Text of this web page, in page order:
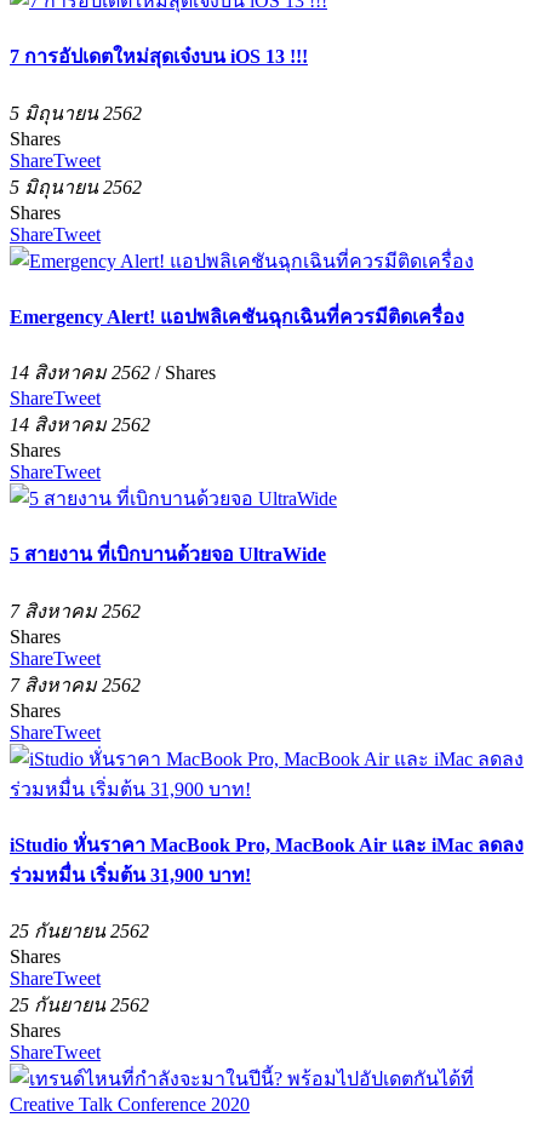
7 การอัปเดตใหม่สุดเจ๋งบน iOS 13 !!!
5 มิถุนายน 2562
Shares
ShareTweet
5 มิถุนายน 2562
Shares
ShareTweet
Emergency Alert! แอปพลิเคชันฉุกเฉินที่ควรมีติดเครื่อง
14 สิงหาคม 2562 / Shares
ShareTweet
14 สิงหาคม 2562
Shares
ShareTweet
5 สายงาน ที่เบิกบานด้วยจอ UltraWide
7 สิงหาคม 2562
Shares
ShareTweet
7 สิงหาคม 2562
Shares
ShareTweet
iStudio หั่นราคา MacBook Pro, MacBook Air และ iMac ลดลง
ร่วมหมื่น เริ่มต้น 31,900 บาท!
25 กันยายน 2562
Shares
ShareTweet
25 กันยายน 2562
Shares
ShareTweet